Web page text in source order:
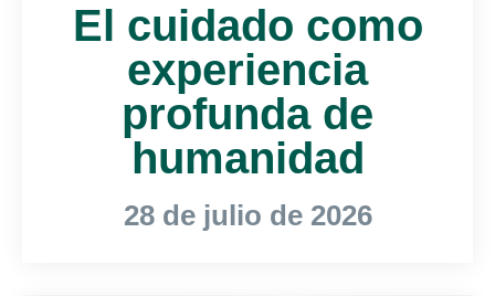
El cuidado como
experiencia
profunda de
humanidad
28 de julio de 2026